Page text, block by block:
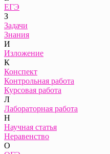
ЕГЭ
З
Задачи
Знания
И
Изложение
К
Конспект
Контрольная работа
Курсовая работа
Л
Лабораторная работа
Н
Научная статья
Неравенство
О